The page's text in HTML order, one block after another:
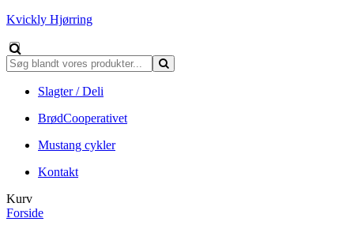
Kvickly Hjørring
Slagter / Deli
BrødCooperativet
Mustang cykler
Kontakt
Kurv
Forside